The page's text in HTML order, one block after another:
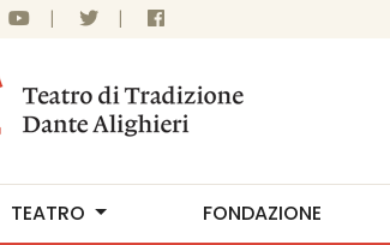
| |
TEATRO FONDAZIONE